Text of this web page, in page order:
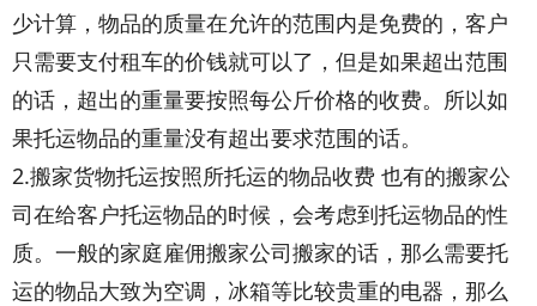
少计算，物品的质量在允许的范围内是免费的，客户
只需要支付租车的价钱就可以了，但是如果超出范围
的话，超出的重量要按照每公斤价格的收费。所以如
果托运物品的重量没有超出要求范围的话。
2.搬家货物托运按照所托运的物品收费 也有的搬家公
司在给客户托运物品的时候，会考虑到托运物品的性
质。一般的家庭雇佣搬家公司搬家的话，那么需要托
运的物品大致为空调，冰箱等比较贵重的电器，那么